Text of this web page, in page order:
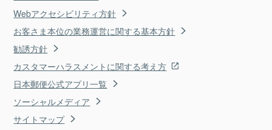
Webアクセシビリティ方針
お客さま本位の業務運営に関する基本方針
勧誘方針
カスタマーハラスメントに関する考え方
日本郵便公式アプリ一覧
ソーシャルメディア
サイトマップ